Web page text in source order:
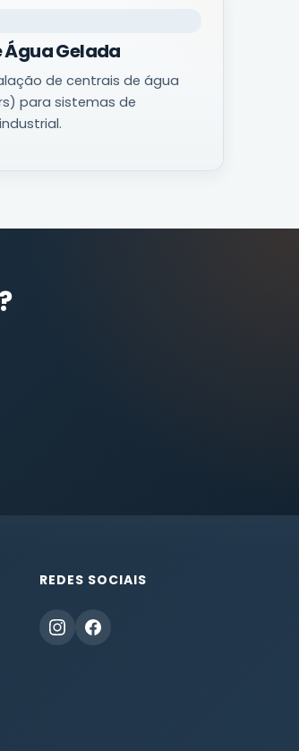
Gelada
de centrais de água
para sistemas de
REDES SOCIAIS